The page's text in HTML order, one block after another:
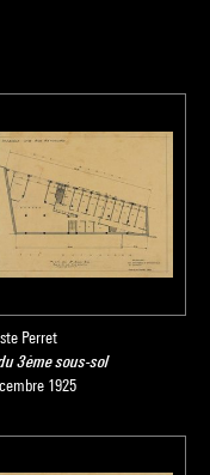
Perret
3ème sous-sol
1925